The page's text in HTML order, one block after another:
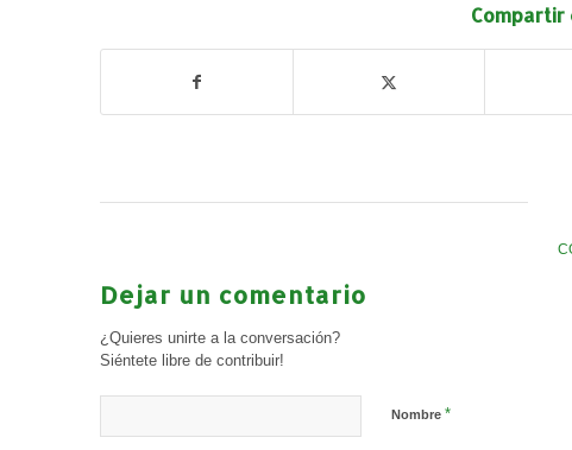
Compartir
Dejar un comentario
¿Quieres unirte a la conversación?
Siéntete libre de contribuir!
Nombre *